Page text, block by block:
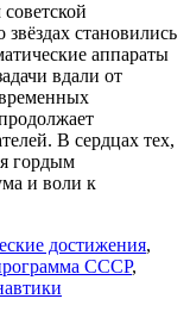
становились
аппараты
вдали от
В сердцах тех,
гордым
и воли к
достижения,
СССР,